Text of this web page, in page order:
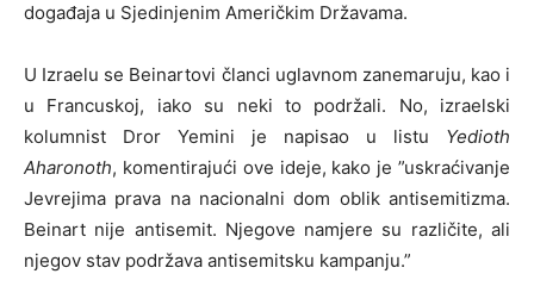
događaja u Sjedinjenim Američkim Državama.
U Izraelu se Beinartovi članci uglavnom zanemaruju, kao i
u Francuskoj, iako su neki to podržali. No, izraelski
kolumnist Dror Yemini je napisao u listu Yedioth
Aharonoth, komentirajući ove ideje, kako je ”uskraćivanje
Jevrejima prava na nacionalni dom oblik antisemitizma.
Beinart nije antisemit. Njegove namjere su različite, ali
njegov stav podržava antisemitsku kampanju.”